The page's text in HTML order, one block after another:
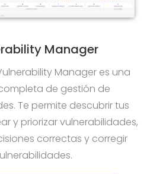
Manager
Manager es una
de gestión de
Te permite descubrir tus
y priorizar vulnerabilidades,
correctas y corregir